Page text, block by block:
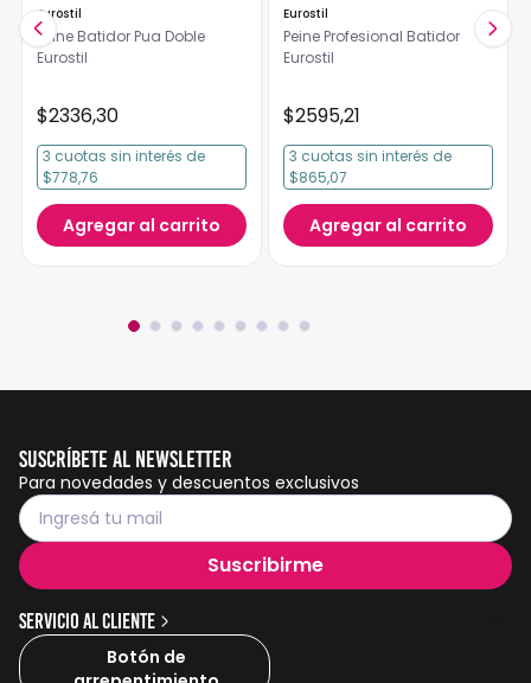
Eurostil
Peine Batidor Pua Doble
Eurostil
$2336,30
3 cuotas sin interés de
$778,76
Agregar al carrito
Eurostil
Peine Profesional Batidor
Eurostil
$2595,21
3 cuotas sin interés de
$865,07
Agregar al carrito
Suscríbete al Newsletter
Para novedades y descuentos exclusivos
Suscribirme
Servicio al cliente
Botón de